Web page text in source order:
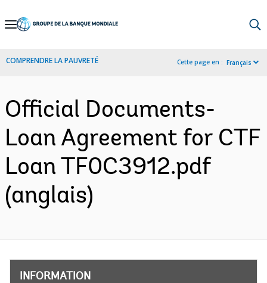
Skip
Navigation
COMPRENDRE LA PAUVRETÉ Cette page en : Français
Official Documents-
Loan Agreement for CTF
Loan TF0C3912.pdf
(anglais)
INFORMATION